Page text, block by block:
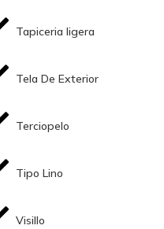
Tapiceria ligera
Tela De Exterior
Terciopelo
Tipo Lino
Visillo